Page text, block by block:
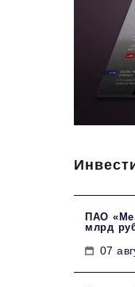
ПАО
млрд
07